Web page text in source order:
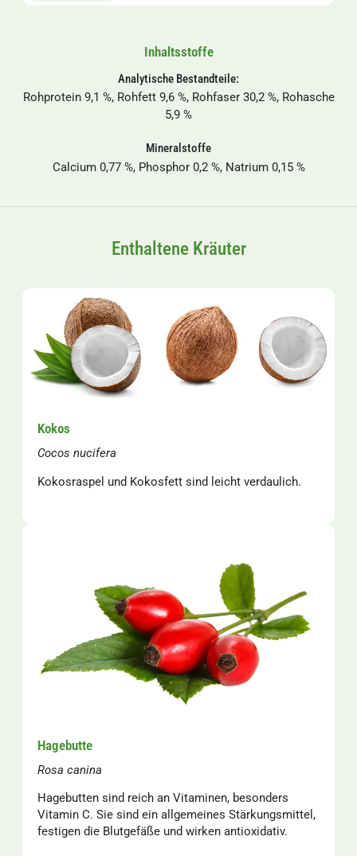
Inhaltsstoffe
Analytische Bestandteile:
Rohprotein 9,1 %, Rohfett 9,6 %, Rohfaser 30,2 %, Rohasche
5,9 %
Mineralstoffe
Calcium 0,77 %, Phosphor 0,2 %, Natrium 0,15 %
Enthaltene Kräuter
Kokos
Cocos nucifera
Kokosraspel und Kokosfett sind leicht verdaulich.
Hagebutte
Rosa canina
Hagebutten sind reich an Vitaminen, besonders
Vitamin C. Sie sind ein allgemeines Stärkungsmittel,
festigen die Blutgefäße und wirken antioxidativ.